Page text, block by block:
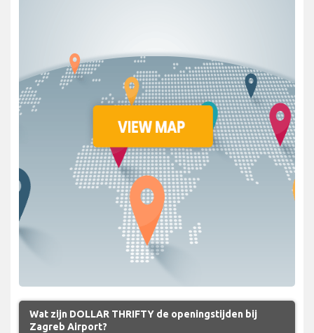
Wat zijn DOLLAR THRIFTY de openingstijden bij
Zagreb Airport?